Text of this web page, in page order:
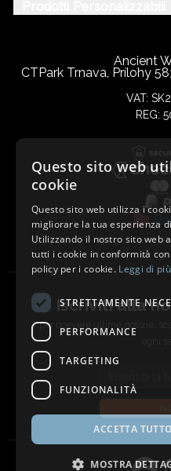
Ancient
CTPark Trnava, Prílohy
VAT:
REG:
Iscriviti alla
per ricevere ultime notizie,
Questo sito web
cookie
Questo sito web utilizza i
migliorare la tua esperienza
Utilizzando il nostro sito web
tutti i cookie in conformità
policy per i cookie. Leggi di più
STRETTAMENTE
PERFORMANCE
TARGETING
FUNZIONALITÀ
ACCETTA TUTTO
MOSTRA